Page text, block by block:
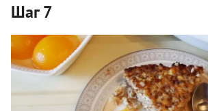
Шаг 7